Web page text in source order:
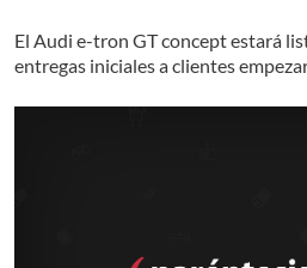
El Audi e-tron GT concept estará
entregas iniciales a clientes